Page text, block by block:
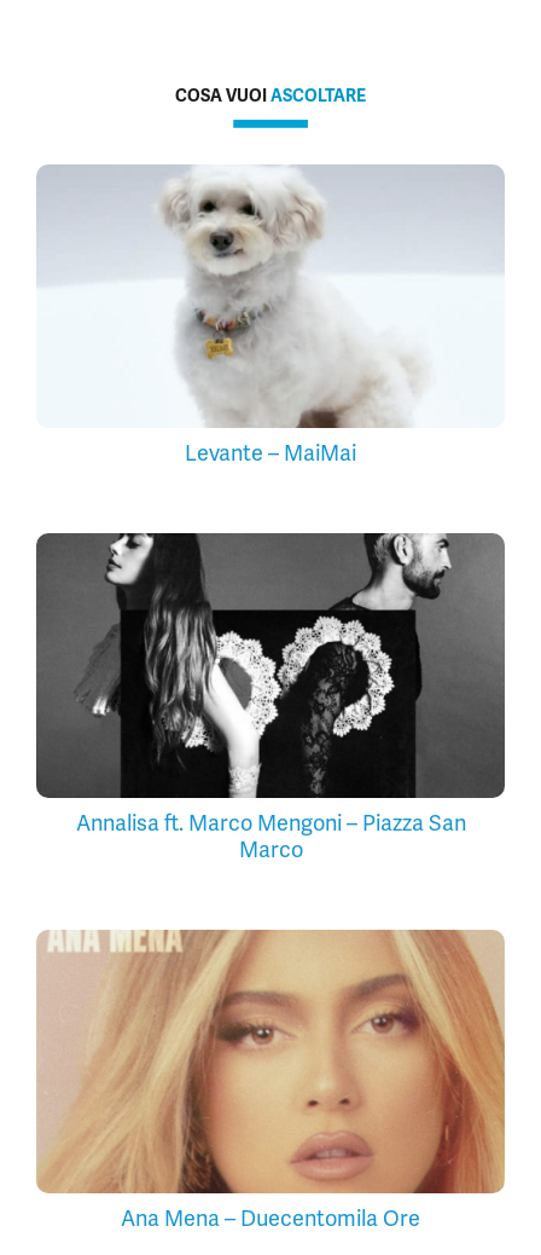
COSA VUOIASCOLTARE
Levante – MaiMai
Annalisa ft. Marco Mengoni – Piazza San
Marco
Ana Mena – Duecentomila Ore